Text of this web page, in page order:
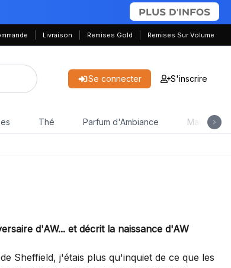
PLUS D'INFOS
Livraison Remises Gold Remises Sur Volume
Se connecter S'inscrire
Thé Parfum d'Ambiance Maison &
d'AW... et décrit la naissance d'AW
Sheffield, j'étais plus qu'inquiet de ce que les